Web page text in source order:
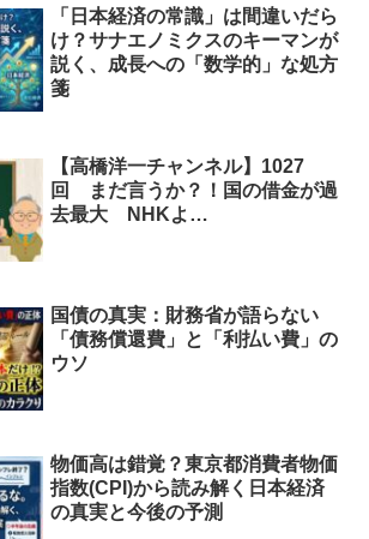
「日本経済の常識」は間違いだら
け？サナエノミクスのキーマンが
説く、成長への「数学的」な処方
箋
【高橋洋一チャンネル】1027
回 まだ言うか？！国の借金が過
去最大 NHKよ…
国債の真実：財務省が語らない
「債務償還費」と「利払い費」の
ウソ
物価高は錯覚？東京都消費者物価
指数(CPI)から読み解く日本経済
の真実と今後の予測